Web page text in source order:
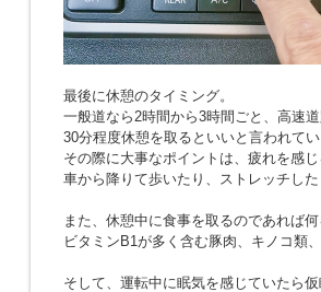
最後に休憩のタイミング。
一般道なら2時間から3時間ごと、高速
30分程度休憩を取るといいと言われてい
その際に大事なポイントは、疲れを感
車から降りて歩いたり、ストレッチし
また、休憩中に食事を取るのであれば
ビタミンB1が多く含む豚肉、キノコ類
そして、運転中に眠気を感じていたら